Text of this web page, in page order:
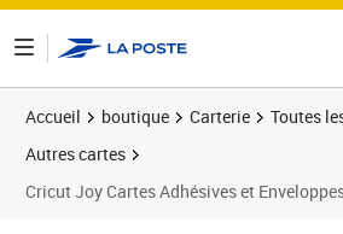
Accueil boutique Carterie
Toutes
Autres cartes
Cricut Joy Cartes Adhésives et